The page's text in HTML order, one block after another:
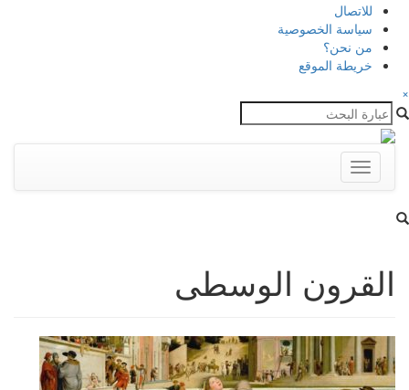
للاتصال
سياسة الخصوصية
من نحن؟
خريطة الموقع
×
Toggle
navigation
القرون الوسطى